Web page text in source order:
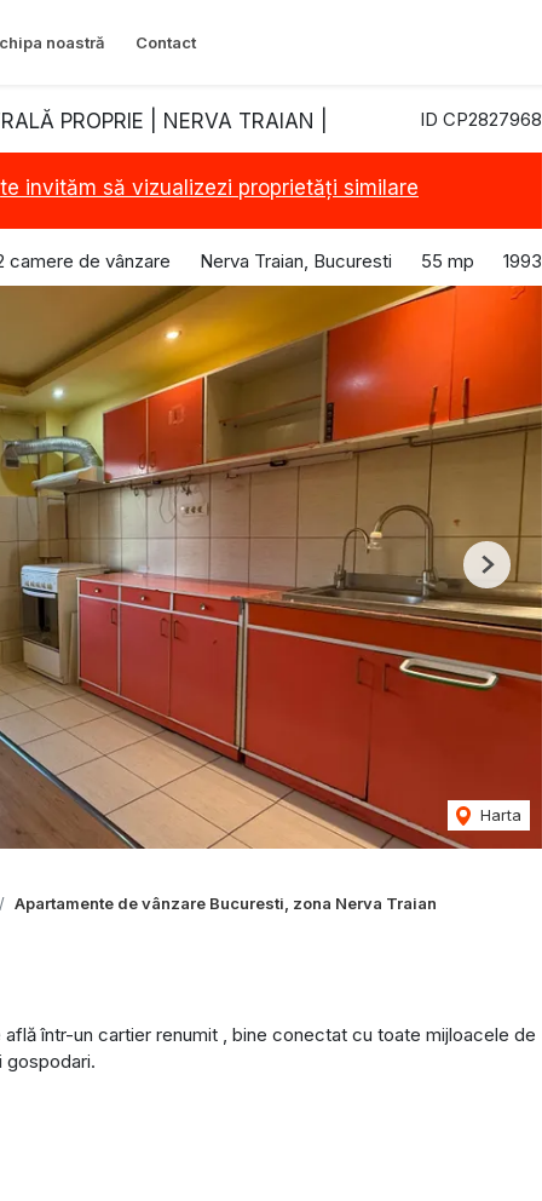
noastră Contact
ID CP2827968
PROPRIE | NERVA TRAIAN |
te invităm să vizualizezi proprietăți similare
camere de vânzare Nerva Traian, Bucuresti 55 mp 1993
Harta
Next
Apartamente de vânzare Bucuresti, zona Nerva Traian
într-un cartier renumit , bine conectat cu toate mijloacele de
gospodari.